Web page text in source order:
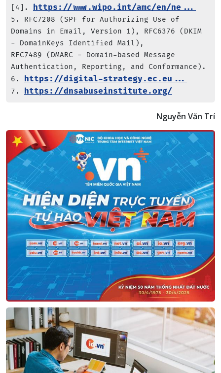
[4]. https://www.wipo.int/amc/en/ne...
5. RFC7208 (SPF for Authorizing Use of
Domains in Email, Version 1), RFC6376 (DKIM
- DomainKeys Identified Mail),
RFC7489 (DMARC - Domain-based Message
Authentication, Reporting, and Conformance).
6. https://digital-strategy.ec.eu...
7. https://dnsabuseinstitute.org/
Nguyễn Văn Trí